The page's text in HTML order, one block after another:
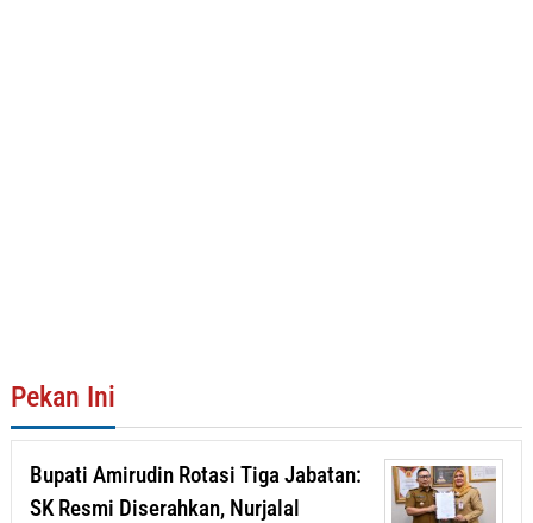
Pekan Ini
Bupati Amirudin Rotasi Tiga Jabatan:
SK Resmi Diserahkan, Nurjalal